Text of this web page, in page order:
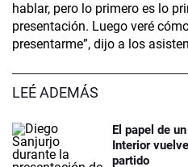
hablar, pero lo primero es lo
presentación. Luego veré
presentarme”, dijo a los
LEÉ ADEMÁS
El papel de
Interior
partido